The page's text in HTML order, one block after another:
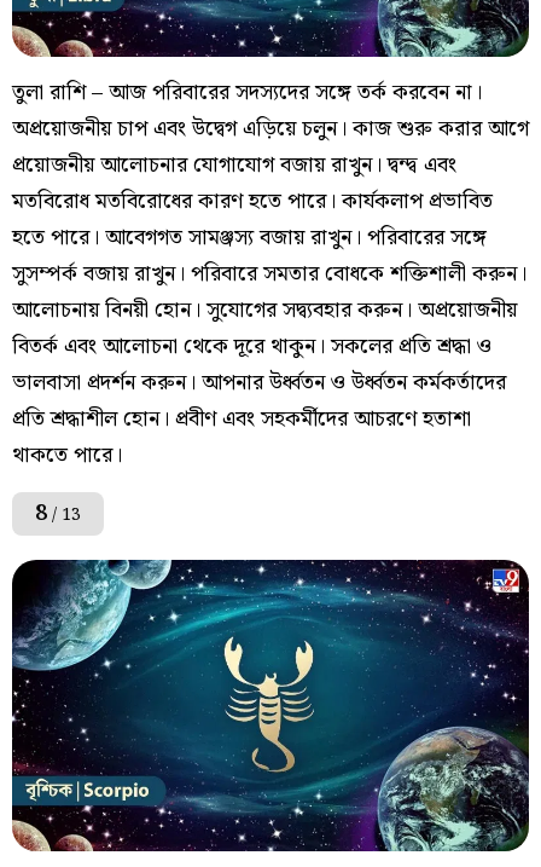
তুলা রাশি – আজ পরিবারের সদস্যদের সঙ্গে তর্ক করবেন না।
অপ্রয়োজনীয় চাপ এবং উদ্বেগ এড়িয়ে চলুন। কাজ শুরু করার আগে
প্রয়োজনীয় আলোচনার যোগাযোগ বজায় রাখুন। দ্বন্দ্ব এবং
মতবিরোধ মতবিরোধের কারণ হতে পারে। কার্যকলাপ প্রভাবিত
হতে পারে। আবেগগত সামঞ্জস্য বজায় রাখুন। পরিবারের সঙ্গে
সুসম্পর্ক বজায় রাখুন। পরিবারে সমতার বোধকে শক্তিশালী করুন।
আলোচনায় বিনয়ী হোন। সুযোগের সদ্ব্যবহার করুন। অপ্রয়োজনীয়
বিতর্ক এবং আলোচনা থেকে দূরে থাকুন। সকলের প্রতি শ্রদ্ধা ও
ভালবাসা প্রদর্শন করুন। আপনার উর্ধ্বতন ও উর্ধ্বতন কর্মকর্তাদের
প্রতি শ্রদ্ধাশীল হোন। প্রবীণ এবং সহকর্মীদের আচরণে হতাশা
থাকতে পারে।
8/ 13